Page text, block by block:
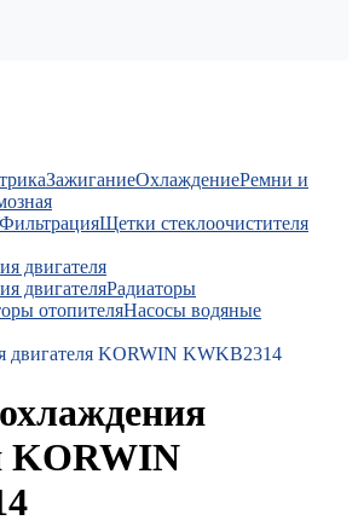
ЗажиганиеОхлаждениеРемни и
ФильтрацияЩетки стеклоочистителя
двигателя
двигателяРадиаторы
отопителяНасосы водяные
двигателя KORWIN KWKB2314
KORWIN